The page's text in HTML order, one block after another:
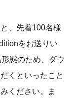
、先着100名様
をお送りい
態のため、ダウ
くといったこと
ください。ま